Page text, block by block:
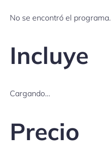
No se encontró el programa.
Incluye
Cargando…
Precio